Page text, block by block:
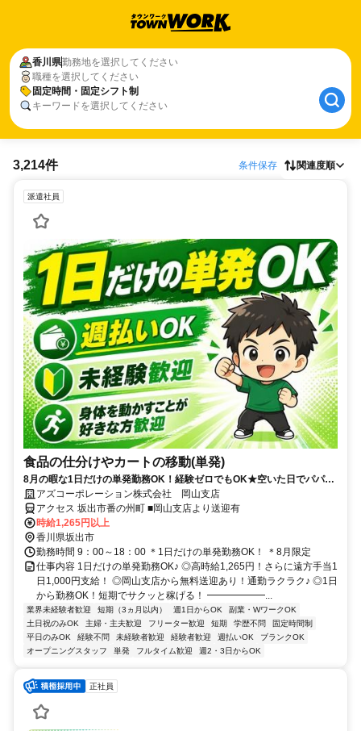
香川県勤務地を選択してください
職種を選択してください
固定時間・固定シフト制
キーワードを選択してください
3,214件 条件保存 関連度順
派遣社員
食品の仕分けやカートの移動(単発)
8月の暇な1日だけの単発勤務OK！経験ゼロでもOK★空いた日でパパッ
と稼げる◎週払いOK＆履歴書も不要！
アズコーポレーション株式会社 岡山支店
アクセス 坂出市番の州町 ■岡山支店より送迎有
時給1,265円以上
香川県坂出市
勤務時間 9：00～18：00 ＊1日だけの単発勤務OK！ ＊8月限定
仕事内容 1日だけの単発勤務OK♪ ◎高時給1,265円！さらに遠方手当1
日1,000円支給！ ◎岡山支店から無料送迎あり！通勤ラクラク♪ ◎1日
から勤務OK！短期でサクッと稼げる！ ━━━━━━...
業界未経験者歓迎 短期（3ヵ月以内） 週1日からOK
副業・WワークOK
土日祝のみOK
主婦・主夫歓迎 フリーター歓迎 短期 学歴不問
固定時間制
平日のみOK
経験不問 未経験者歓迎 経験者歓迎 週払いOK
ブランクOK
オープニングスタッフ
単発 フルタイム歓迎 週2・3日からOK
正社員